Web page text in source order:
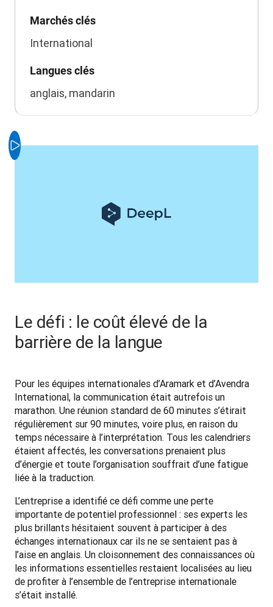
Marchés clés
International
Langues clés
anglais, mandarin
Le défi : le coût élevé de la
barrière de la langue
Pour les équipes internationales d’Aramark et d’Avendra
International, la communication était autrefois un
marathon. Une réunion standard de 60 minutes s’étirait
régulièrement sur 90 minutes, voire plus, en raison du
temps nécessaire à l’interprétation. Tous les calendriers
étaient affectés, les conversations prenaient plus
d’énergie et toute l’organisation souffrait d’une fatigue
liée à la traduction.
L’entreprise a identifié ce défi comme une perte
importante de potentiel professionnel : ses experts les
plus brillants hésitaient souvent à participer à des
échanges internationaux car ils ne se sentaient pas à
l’aise en anglais. Un cloisonnement des connaissances où
les informations essentielles restaient localisées au lieu
de profiter à l’ensemble de l’entreprise internationale
s’était installé.